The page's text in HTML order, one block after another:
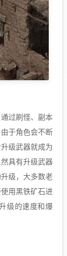
过刷怪、副本
于角色会不断
级武器就成为
具有升级武器
级，大多数老
用黑铁矿石进
级的速度和爆